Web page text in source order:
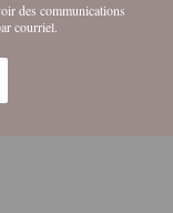
des communications
courriel.